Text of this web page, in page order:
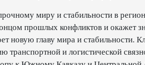
миру и стабильности в
прошлых конфликтов и окажет
новую главу мира и стабильности.
транспортной и логистической